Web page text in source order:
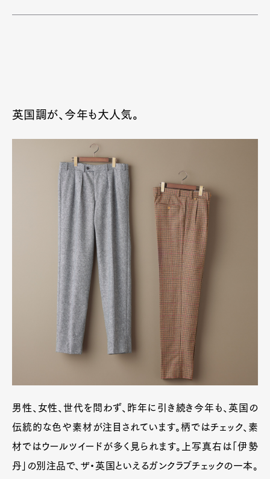
英国調が、今年も大人気。
男性、女性、世代を問わず、昨年に引き続き今年も、英国の
伝統的な色や素材が注目されています。柄ではチェック、素
材ではウールツイードが多く見られます。上写真右は「伊勢
丹」の別注品で、ザ・英国といえるガンクラブチェックの一本。